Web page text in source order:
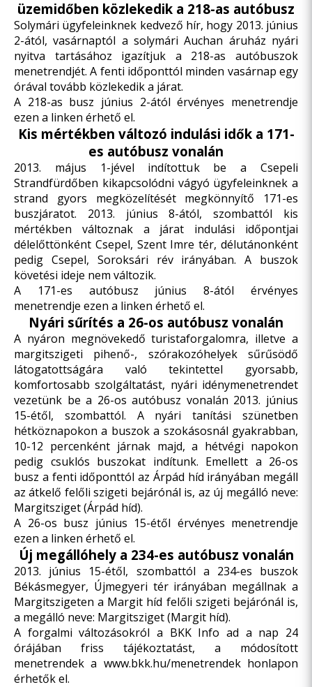
üzemidőben közlekedik a 218-as autóbusz
Solymári ügyfeleinknek kedvező hír, hogy 2013. június
2-ától, vasárnaptól a solymári Auchan áruház nyári
nyitva tartásához igazítjuk a 218-as autóbuszok
menetrendjét. A fenti időponttól minden vasárnap egy
órával tovább közlekedik a járat.
A 218-as busz június 2-ától érvényes menetrendje
ezen a linken érhető el.
Kis mértékben változó indulási idők a 171-
es autóbusz vonalán
2013. május 1-jével indítottuk be a Csepeli
Strandfürdőben kikapcsolódni vágyó ügyfeleinknek a
strand gyors megközelítését megkönnyítő 171-es
buszjáratot. 2013. június 8-ától, szombattól kis
mértékben változnak a járat indulási időpontjai
délelőttönként Csepel, Szent Imre tér, délutánonként
pedig Csepel, Soroksári rév irányában. A buszok
követési ideje nem változik.
A 171-es autóbusz június 8-ától érvényes
menetrendje ezen a linken érhető el.
Nyári sűrítés a 26-os autóbusz vonalán
A nyáron megnövekedő turistaforgalomra, illetve a
margitszigeti pihenő-, szórakozóhelyek sűrűsödő
látogatottságára való tekintettel gyorsabb,
komfortosabb szolgáltatást, nyári idénymenetrendet
vezetünk be a 26-os autóbusz vonalán 2013. június
15-étől, szombattól. A nyári tanítási szünetben
hétköznapokon a buszok a szokásosnál gyakrabban,
10-12 percenként járnak majd, a hétvégi napokon
pedig csuklós buszokat indítunk. Emellett a 26-os
busz a fenti időponttól az Árpád híd irányában megáll
az átkelő felőli szigeti bejárónál is, az új megálló neve:
Margitsziget (Árpád híd).
A 26-os busz június 15-étől érvényes menetrendje
ezen a linken érhető el.
Új megállóhely a 234-es autóbusz vonalán
2013. június 15-étől, szombattól a 234-es buszok
Békásmegyer, Újmegyeri tér irányában megállnak a
Margitszigeten a Margit híd felőli szigeti bejárónál is,
a megálló neve: Margitsziget (Margit híd).
A forgalmi változásokról a BKK Info ad a nap 24
órájában friss tájékoztatást, a módosított
menetrendek a www.bkk.hu/menetrendekhonlapon
érhetők el.